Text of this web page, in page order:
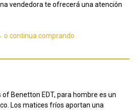
vendedora te ofrecerá una atención
o continua comprando
of Benetton EDT, para hombre es un
Los matices fríos aportan una